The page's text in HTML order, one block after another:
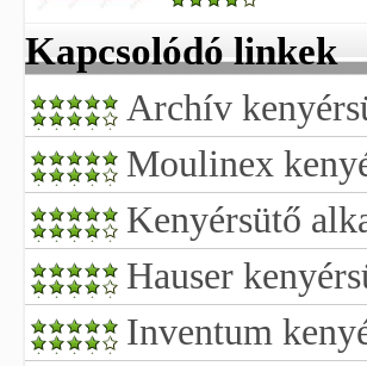
Kapcsolódó linkek
Archív
Moulinex
Kenyérsütő
Hauser
Inventum